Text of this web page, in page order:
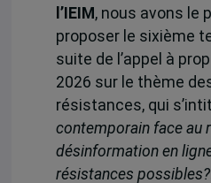
l’IEIM, nous avons le
proposer le sixième
suite de l’appel à
2026 sur le thème
résistances, qui
contemporain face au
désinformation en
résistances possibles?